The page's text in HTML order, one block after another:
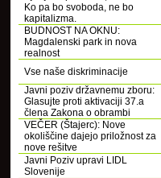
Ko pa bo svoboda, ne bo
kapitalizma.
BUDNOST NA OKNU:
Magdalenski park in nova
realnost
Vse naše diskriminacije
Javni poziv državnemu zboru:
Glasujte proti aktivaciji 37.a
člena Zakona o obrambi
VEČER (Štajerc): Nove
okoliščine dajejo priložnost za
nove rešitve
Javni Poziv upravi LIDL
Slovenije